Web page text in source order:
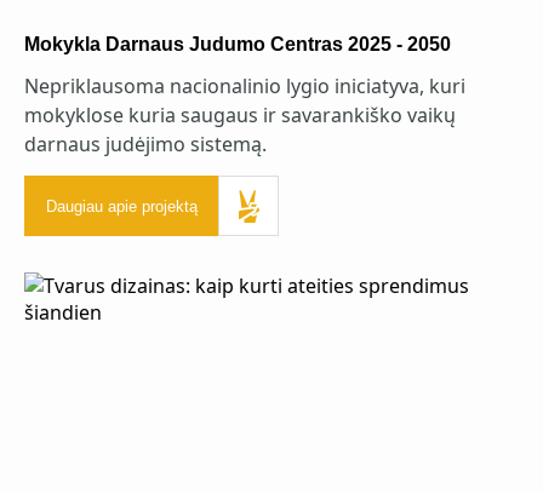
Mokykla Darnaus Judumo Centras 2025 - 2050
Nepriklausoma nacionalinio lygio iniciatyva, kuri
mokyklose kuria saugaus ir savarankiško vaikų
darnaus judėjimo sistemą.
Daugiau apie projektą